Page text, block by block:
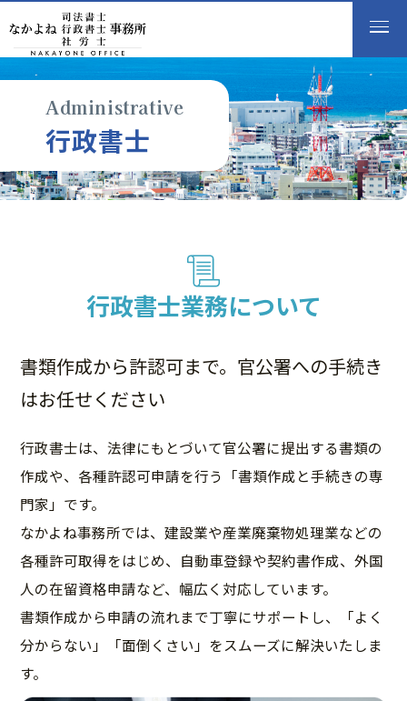
Administrative
行政書士
行政書士業務について
書類作成から許認可まで。官公署への手続き
はお任せください
行政書士は、法律にもとづいて官公署に提出する書類の
作成や、各種許認可申請を行う「書類作成と手続きの専
門家」です。
なかよね事務所では、建設業や産業廃棄物処理業などの
各種許可取得をはじめ、自動車登録や契約書作成、外国
人の在留資格申請など、幅広く対応しています。
書類作成から申請の流れまで丁寧にサポートし、「よく
分からない」「面倒くさい」をスムーズに解決いたしま
す。